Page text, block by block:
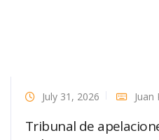
July 31, 2026 Juan
Tribunal de